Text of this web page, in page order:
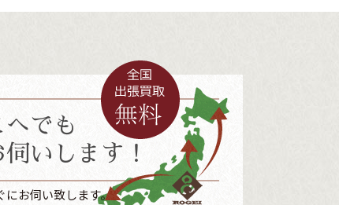
でも
いします！
にお伺い致します。